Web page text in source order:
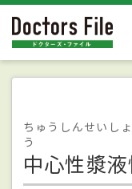
ちゅうしんせいし
う
中心性漿